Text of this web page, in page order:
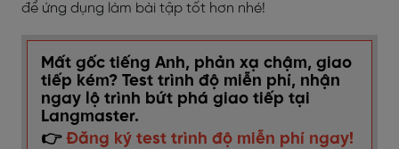
để ứng dụng làm bài tập tốt hơn nhé!
Mất gốc tiếng Anh, phản xạ chậm, giao
tiếp kém? Test trình độ miễn phí, nhận
ngay lộ trình bứt phá giao tiếp tại
Langmaster.
👉 Đăng ký test trình độ miễn phí ngay!